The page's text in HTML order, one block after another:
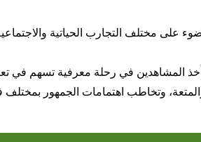
على مختلف التجارب الحياتية
المشاهدين في رحلة معرفية تسهم في
وتخاطب اهتمامات الجمهور بمختلف